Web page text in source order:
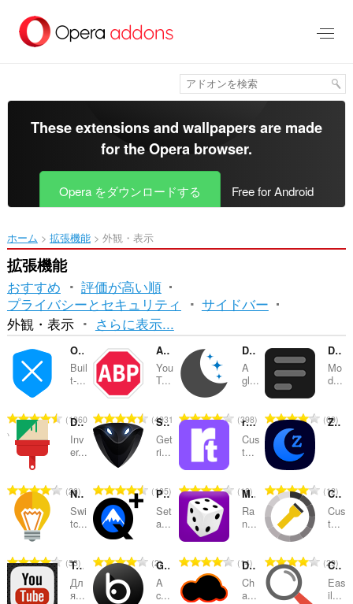
メ
ツ
移
動
These extensions and wallpapers are made
for theOpera browser.
Opera をダウンロードする Free for Android
ホーム 拡張機能 外観・表示
拡張機能
おすすめ
評価が高い順
プライバシーとセキュリティ
サイドバー
外観・表示
並
べ
替
え
お
よ
び
カ
テ
ゴ
リ
さらに表示...
Opera Ad blocker
Buil
t-...
評
価
の
：
1360
Adblock Plus
You
T...
評
価
の
：
4931
Dark Mode
A
gl...
評
価
の
：
398
DocsAfterDark
Mo
d...
評
：
69
Dark Mode Global
Inv
er...
評
価
の
：
26
Stop Reclame
Get
ri...
評
価
の
：
105
rotheme - theming, trading and more
Cus
t...
評
価
の
：
18
ZaDark – Zalo Dark Mode
評
価
の
：
12
Night Mode Pro
Swi
tc...
評
価
の
53
Paramount Quality+
Set
a...
評
価
の
2
Mod randomizer
Ra
n...
評
価
の
14
Custom Dark Mode
Cus
t...
評
価
の
29
Тема для YouTube - Темный карбон
Дл
я...
Global Dark Style
A
c...
DarkCloud
Ch
a...
Custom Page Zoom
Eas
il...